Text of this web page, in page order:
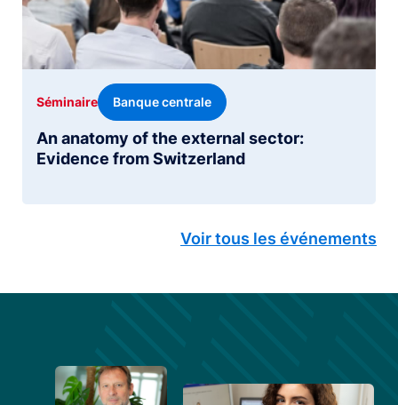
An anatomy of the external sector:
Evidence from Switzerland
Séminaire Banque centrale
Voir tous les événements